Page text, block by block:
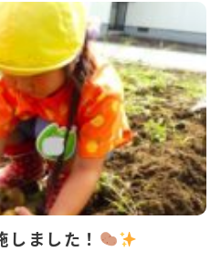
$post_id in
public_html/
lib/include/news-
ました！